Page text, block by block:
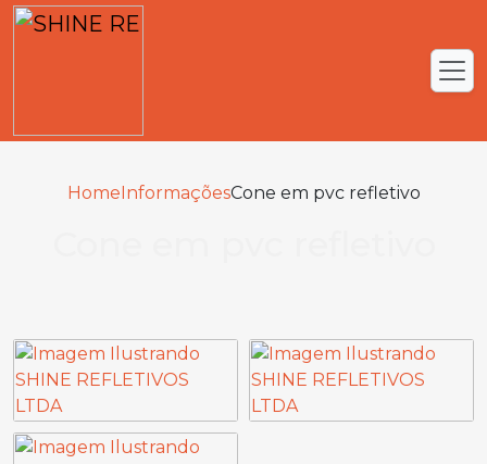
HomeInformaçõesCone em pvc refletivo